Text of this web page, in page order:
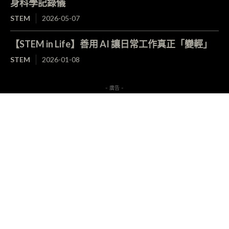
身科學記錄儀
STEM 2026-05-07
【STEM in Life】善用 AI 讓日常工作真正「變輕」
STEM 2026-01-08
- 廣告 -